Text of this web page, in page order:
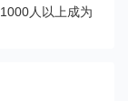
人以上成为